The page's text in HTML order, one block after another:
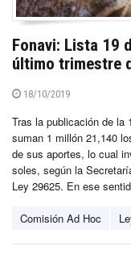
Fonavi: Lista 19
último trimestre
18/10/2019
Tras la publicación de la
suman 1 millón 21,140
de sus aportes, lo cual
soles, según la
Ley 29625. En ese
Comisión Ad Hoc